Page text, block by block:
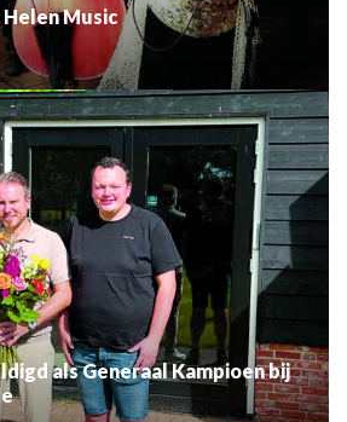
Music
als Generaal Kampioen bij